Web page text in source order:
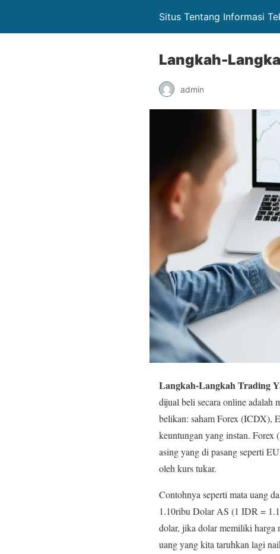
Situs Tentang Informasi
Langkah-
admin
Langkah-Langkah Trading
dijual beli secara online adalah
belikan: saham Forex (ICDX),
keuntungan yang instan. Forex
asing yang di pasang seperti
oleh kurs tukar.
Contohnya seperti mata uang
1.10ribu Dolar AS (1 IDR =
dolar, jika dolar memiliki harga
uang yang kita taruhkan lagi